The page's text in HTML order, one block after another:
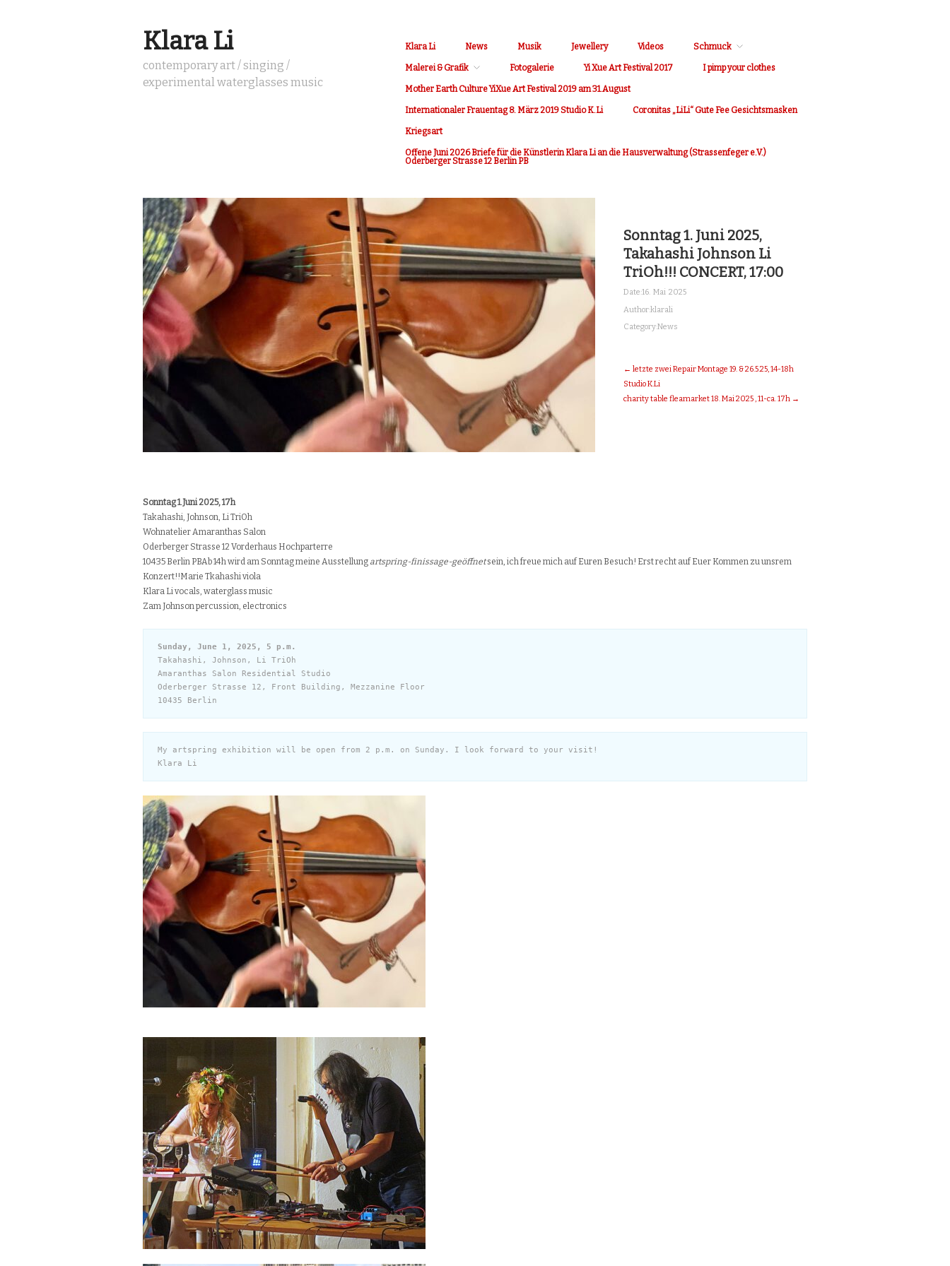
Klara Li
contemporary art / singing /
experimental waterglasses music
Klara Li News Musik Jewellery Videos Schmuck
Malerei & Grafik Fotogalerie Yi Xue Art Festival 2017 I pimp your clothes
Mother Earth Culture YiXue Art Festival 2019 am 31.August
Internationaler Frauentag 8. März 2019 Studio K.Li Coronitas „LiLi“ Gute Fee Gesichtsmasken
Kriegsart
Offene Juni 2026 Briefe für die Künstlerin Klara Li an die Hausverwaltung (Strassenfeger e.V.)
Oderberger Strasse 12 Berlin PB
Sonntag 1. Juni 2025,
Takahashi Johnson Li
TriOh!!! CONCERT, 17:00
Date:16. Mai 2025
Author:klarali
Category:News
← letzte zwei Repair Montage 19. & 26.5.25, 14-18h
Studio K.Li
charity table fleamarket 18. Mai 2025 , 11-ca. 17h →
Sonntag 1.Juni 2025, 17h
Takahashi, Johnson, Li TriOh
Wohnatelier Amaranthas Salon
Oderberger Strasse 12 Vorderhaus Hochparterre
10435 Berlin PBAb 14h wird am Sonntag meine Ausstellung artspring-finissage-geöffnetsein, ich freue mich auf Euren Besuch! Erst recht auf Euer Kommen zu unsrem
Konzert!!Marie Tkahashi viola
Klara Li vocals, waterglass music
Zam Johnson percussion, electronics
Sunday, June 1, 2025, 5 p.m.
Takahashi, Johnson, Li TriOh
Amaranthas Salon Residential Studio
Oderberger Strasse 12, Front Building, Mezzanine Floor
10435 Berlin
My artspring exhibition will be open from 2 p.m. on Sunday. I look forward to your visit!
Klara Li